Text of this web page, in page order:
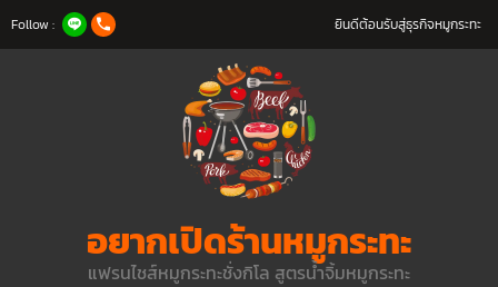
Follow : ยินดีต้อนรับสู่ธุรกิจหมูกระทะ
อยากเปิดร้านหมูกระทะ
แฟรนไชส์หมูกระทะชั่งกิโล สูตรน้ำจิ้มหมูกระทะ